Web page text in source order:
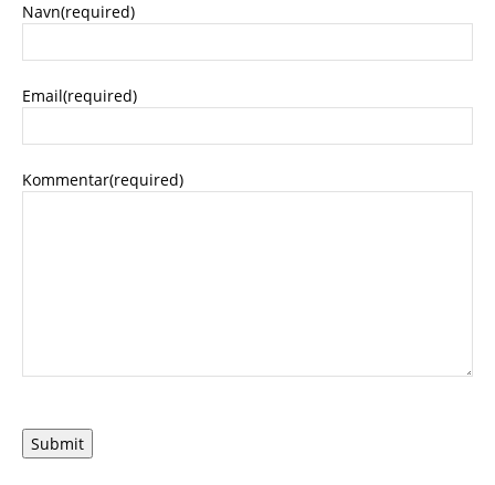
Navn(required)
Email(required)
Kommentar(required)
Submit